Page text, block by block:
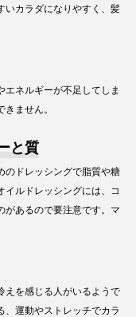
いカラダになりやすく、髪
ネルギーが不足してしま
ません。
と質
のドレッシングで脂質や糖
イルドレッシングには、コ
があるので要注意です。マ
えを感じる人がいるようで
、運動やストレッチでカラ